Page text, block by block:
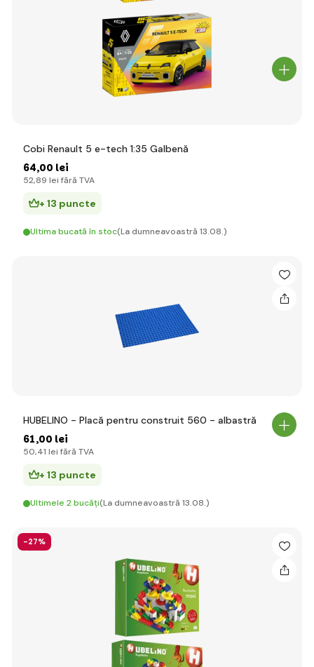
Cobi Renault 5 e-tech 1:35 Galbenă
64,00 lei
52,89 lei fără TVA
+ 13 puncte
Ultima bucată în stoc(La dumneavoastră 13.08.)
HUBELINO - Placă pentru construit 560 - albastră
61,00 lei
50,41 lei fără TVA
+ 13 puncte
Ultimele 2 bucăți(La dumneavoastră 13.08.)
-27%